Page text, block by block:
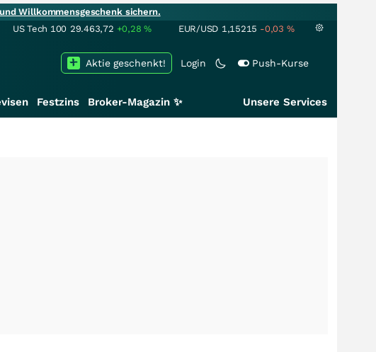
Willkommensgeschenk sichern.
US Tech 100 29.463,72 +0,28% EUR/USD 1,15215 -0,03 %
Login Push-Kurse
Aktie geschenkt!
Festzins Broker-Magazin ✨ Unsere Services